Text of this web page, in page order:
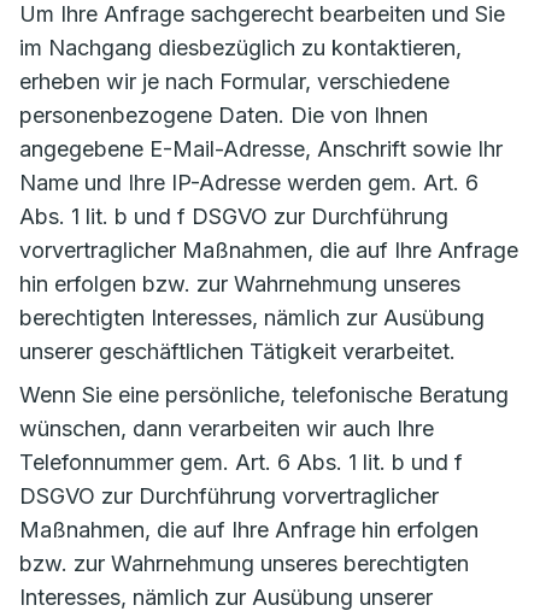
Um Ihre Anfrage sachgerecht bearbeiten und Sie
im Nachgang diesbezüglich zu kontaktieren,
erheben wir je nach Formular, verschiedene
personenbezogene Daten. Die von Ihnen
angegebene E-Mail-Adresse, Anschrift sowie Ihr
Name und Ihre IP-Adresse werden gem. Art. 6
Abs. 1 lit. b und f DSGVO zur Durchführung
vorvertraglicher Maßnahmen, die auf Ihre Anfrage
hin erfolgen bzw. zur Wahrnehmung unseres
berechtigten Interesses, nämlich zur Ausübung
unserer geschäftlichen Tätigkeit verarbeitet.
Wenn Sie eine persönliche, telefonische Beratung
wünschen, dann verarbeiten wir auch Ihre
Telefonnummer gem. Art. 6 Abs. 1 lit. b und f
DSGVO zur Durchführung vorvertraglicher
Maßnahmen, die auf Ihre Anfrage hin erfolgen
bzw. zur Wahrnehmung unseres berechtigten
Interesses, nämlich zur Ausübung unserer